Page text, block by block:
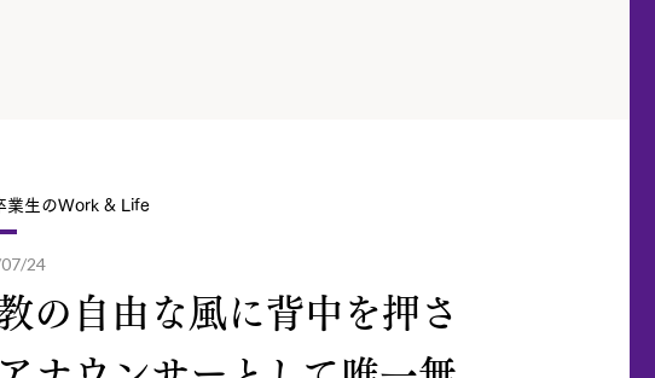
業生のWork & Life
24
の自由な風に背中を押さ